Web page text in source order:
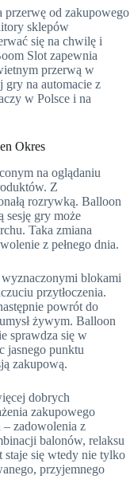
przerwę od zakupowego
sklepów
się na chwilę i
Slot zapewnia
przerwą w
gry na automacie z
w Polsce i na
Okres
na oglądaniu
Z
rozrywką. Balloon
sesję gry może
Taka zmiana
z pełnego dnia.
blokami
przytłoczenia.
powrót do
żywym. Balloon
sprawdza się w
jasnego punktu
zakupową.
dobrych
zakupowego
– zadowolenia z
balonów, relaksu
się wtedy nie tylko
przyjemnego